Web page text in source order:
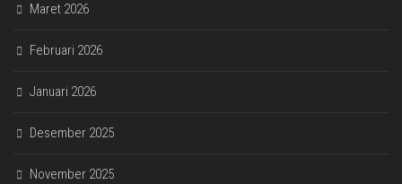
Maret 2026
Februari 2026
Januari 2026
Desember 2025
November 2025